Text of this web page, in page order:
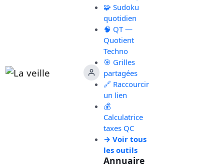
🧩 Sudoku
quotidien
🧠 QT —
Quotient
Techno
🎯 Grilles
partagées
🔗 Raccourcir
un lien
💰
Calculatrice
taxes QC
→ Voir tous
les outils
Annuaire